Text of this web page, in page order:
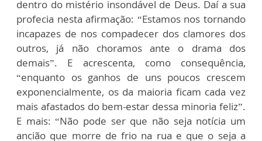
dentro do mistério insondável de Deus. Daí a sua
profecia nesta afirmação: “Estamos nos tornando
incapazes de nos compadecer dos clamores dos
outros, já não choramos ante o drama dos
demais”. E acrescenta, como consequência,
“enquanto os ganhos de uns poucos crescem
exponencialmente, os da maioria ficam cada vez
mais afastados do bem-estar dessa minoria feliz”.
E mais: “Não pode ser que não seja notícia um
ancião que morre de frio na rua e que o seja a